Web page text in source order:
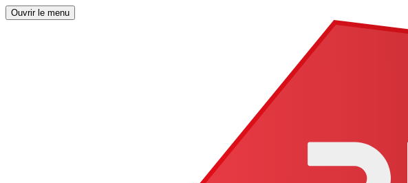
Ouvrir le menu